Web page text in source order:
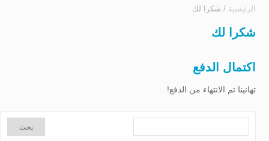
الرئيسية / شكرا لك
شكرا لك
اكتمال الدفع
تهانينا تم الانتهاء من الدفع!